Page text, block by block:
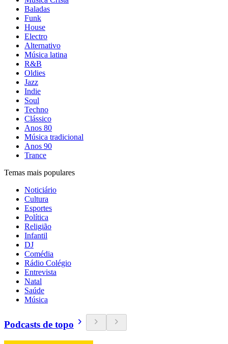
Baladas
Funk
House
Electro
Alternativo
Música latina
R&B
Oldies
Jazz
Indie
Soul
Techno
Clássico
Anos 80
Música tradicional
Anos 90
Trance
Temas mais populares
Noticiário
Cultura
Esportes
Política
Religião
Infantil
DJ
Comédia
Rádio Colégio
Entrevista
Natal
Saúde
Música
Podcasts de topo